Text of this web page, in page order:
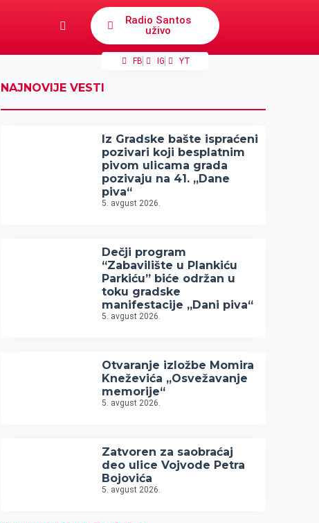
Radio Santos
uživo
FB IG YT
NAJNOVIJE VESTI
Iz Gradske bašte ispraćeni
pozivari koji besplatnim
pivom ulicama grada
pozivaju na 41. „Dane
piva“
5. avgust 2026.
Dečji program
“Zabavilište u Plankiću
Parkiću” biće održan u
toku gradske
manifestacije „Dani piva“
5. avgust 2026.
Otvaranje izložbe Momira
Kneževića „Osvežavanje
memorije“
5. avgust 2026.
Zatvoren za saobraćaj
deo ulice Vojvode Petra
Bojovića
5. avgust 2026.